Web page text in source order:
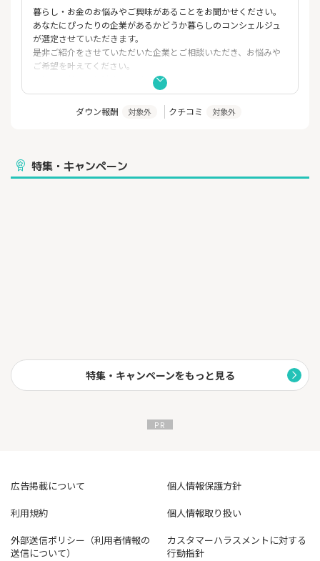
暮らし・お金のお悩みやご興味があることをお聞かせください。
あなたにぴったりの企業があるかどうか暮らしのコンシェルジュ
が選定させていただきます。
是非ご紹介をさせていただいた企業とご相談いただき、お悩みや
ご希望を叶えてください。
ご紹介会社との相談完了でポイントゲット！
ダウン報酬 対象外 クチコミ 対象外
特集・キャンペーン
特集・キャンペーンをもっと見る
広告掲載について
個人情報保護方針
利用規約
個人情報取り扱い
外部送信ポリシー（利用者情報の
送信について）
カスタマーハラスメントに対する
行動指針